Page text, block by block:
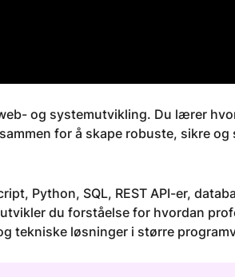
og systemutvikling. Du lærer
for å skape robuste, sikre og
Python, SQL, REST API-er,
du forståelse for hvordan
tekniske løsninger i større